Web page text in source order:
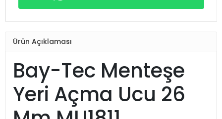
Ürün Açıklaması
Bay-Tec Menteşe
Yeri Açma Ucu 26